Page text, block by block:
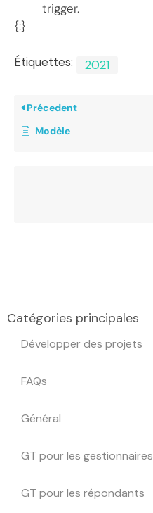
Catégories principales
Développer des projets
FAQs
Général
GT pour les gestionnaires
GT pour les répondants
trigger.
{:}
Étiquettes: 2021
Précedent
Modèle